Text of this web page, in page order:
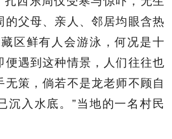
的父母、亲人、邻居均眼含热
区鲜有人会游泳，何况是十
便遇到这种情景，人们往往也
无策，倘若不是龙老师不顾自
沉入水底。”当地的一名村民